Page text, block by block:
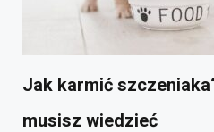
Jak karmić
musisz wiedzieć